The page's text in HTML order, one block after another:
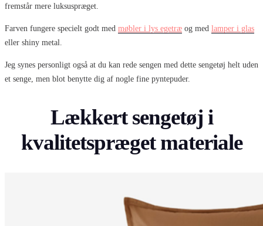
fremstår mere luksuspræget.
Farven fungere specielt godt med møbler i lys egetræ og med lamper i glas
eller shiny metal.
Jeg synes personligt også at du kan rede sengen med dette sengetøj helt uden
et senge, men blot benytte dig af nogle fine pyntepuder.
Lækkert sengetøj i
kvalitetspræget materiale